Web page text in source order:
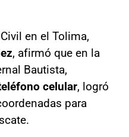
en el Tolima,
, afirmó que en la
Bautista,
celular, logró
para